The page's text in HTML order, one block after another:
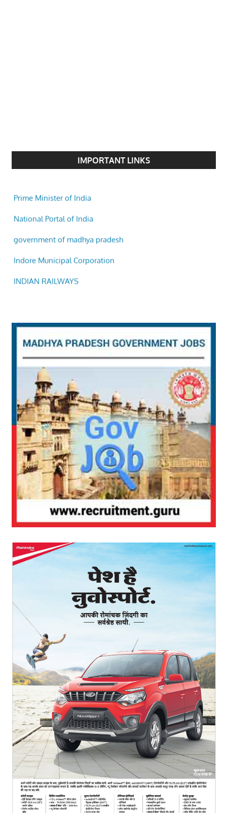
IMPORTANT LINKS
National Portal of India
government of madhya pradesh
Indore Municipal Corporation
INDIAN RAILWAYS